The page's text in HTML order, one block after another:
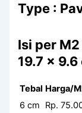
Type :
Isi per
19.7 x 9.6
Tebal Harga/
6 cm
Rp.